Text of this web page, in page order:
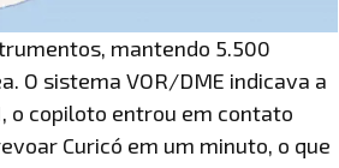
mantendo 5.500
O sistema VOR/DME indicava a
o copiloto entrou em contato
Curicó em um minuto, o que